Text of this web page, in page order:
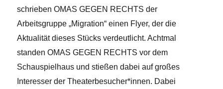
schrieben OMAS GEGEN RECHTS der
Arbeitsgruppe „Migration“ einen Flyer, der die
Aktualität dieses Stücks verdeutlicht. Achtmal
standen OMAS GEGEN RECHTS vor dem
Schauspielhaus und stießen dabei auf großes
Interesser der Theaterbesucher*innen. Dabei